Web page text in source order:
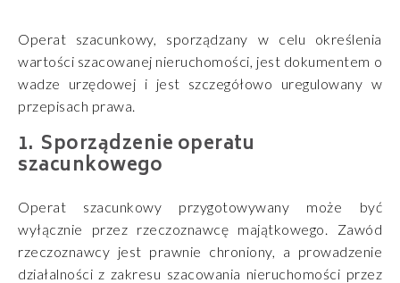
Operat szacunkowy, sporządzany w celu określenia
wartości szacowanej nieruchomości, jest dokumentem o
wadze urzędowej i jest szczegółowo uregulowany w
przepisach prawa.
Sporządzenie operatu
szacunkowego
Operat szacunkowy przygotowywany może być
wyłącznie przez rzeczoznawcę majątkowego. Zawód
rzeczoznawcy jest prawnie chroniony, a prowadzenie
działalności z zakresu szacowania nieruchomości przez